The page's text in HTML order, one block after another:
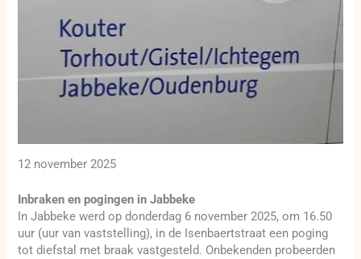
12 november 2025
Inbraken en pogingen in Jabbeke
In Jabbeke werd op donderdag 6 november 2025, om 16.50
uur (uur van vaststelling), in de Isenbaertstraat een poging
tot diefstal met braak vastgesteld. Onbekenden probeerden